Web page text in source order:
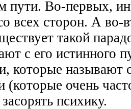
пути. Во-первых,
всех сторон. А во-
такой
с его истинного
которые называют
(которые очень
психику.